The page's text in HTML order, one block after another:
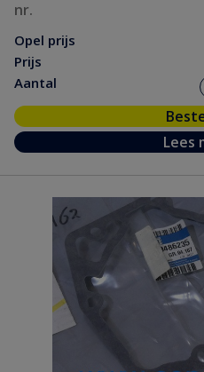
nr.
Opel prijs
Prijs
Aantal
Lees